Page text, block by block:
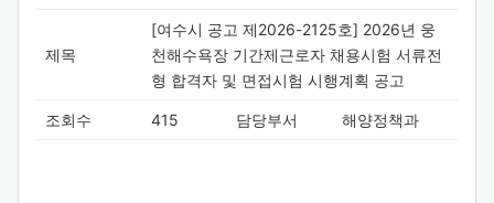
제목
[여수시 공고 제2026-2125호] 2026년 웅
천해수욕장 기간제근로자 채용시험 서류전
형 합격자 및 면접시험 시행계획 공고
조회수 415 담당부서 해양정책과